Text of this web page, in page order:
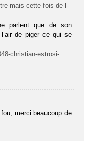
mais-cette-fois-de-l-
parlent que de son
de piger ce qui se
christian-estrosi-
merci beaucoup de